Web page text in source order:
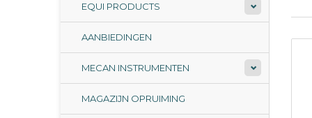
EQUI PRODUCTS
AANBIEDINGEN
MECAN INSTRUMENTEN
MAGAZIJN OPRUIMING